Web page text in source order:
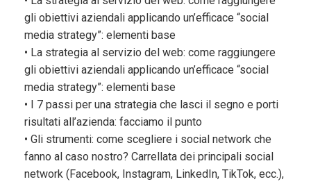
gli obiettivi aziendali applicando un’efficace “social
media strategy”: elementi base
• La strategia al servizio del web: come raggiungere
gli obiettivi aziendali applicando un’efficace “social
media strategy”: elementi base
• I 7 passi per una strategia che lasci il segno e porti
risultati all’azienda: facciamo il punto
• Gli strumenti: come scegliere i social network che
fanno al caso nostro? Carrellata dei principali social
network (Facebook, Instagram, LinkedIn, TikTok, ecc.),